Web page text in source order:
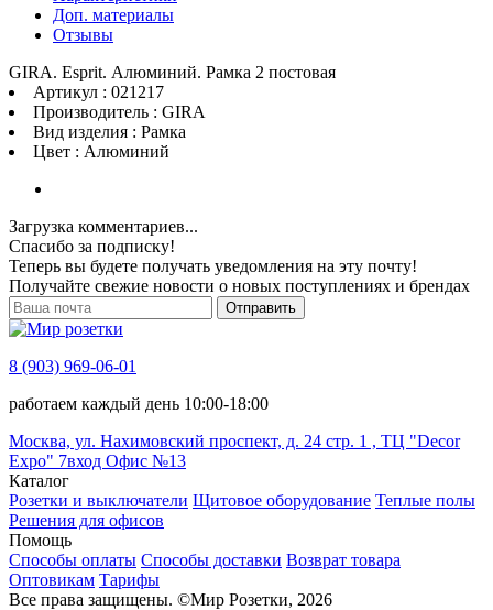
Доп. материалы
Отзывы
GIRA. Esprit. Алюминий. Рамка 2 постовая
Артикул : 021217
Производитель : GIRA
Вид изделия : Рамка
Цвет : Алюминий
Загрузка комментариев...
Спасибо за подписку!
Теперь вы будете получать уведомления на эту почту!
Получайте свежие новости о новых поступлениях и брендах
Отправить
8 (903) 969-06-01
работаем каждый день 10:00-18:00
Москва, ул. Нахимовский проспект, д. 24 стр. 1 , ТЦ "Decor
Expo" 7вход Офис №13
Каталог
Розетки и выключатели Щитовое оборудование Теплые полы
Решения для офисов
Помощь
Способы оплаты Способы доставки Возврат товара
Оптовикам Тарифы
Все права защищены. ©Мир Розетки, 2026